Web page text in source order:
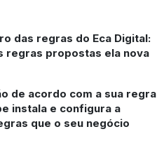
das regras do Eca Digital:
regras propostas ela nova
de acordo com a sua regra
instala e configura a
que o seu negócio